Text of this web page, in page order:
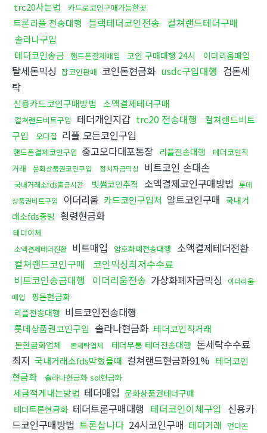
trc20사는법 카드로코인구매가능한곳
트론리플 전송대행 블랙테더코인전송 컬쳐랜드테더구매
솔라나구입
테더코인송금 핸드폰결제매입 코인 구매대행 24시 이더리움매입
탈세돈믹싱 잡코인판매 코인돈현금화 usdc구입대행 검돈세
탁
신용카드코인구매방법 소액결제테더구매
컬쳐랜드비트구입 테더개인지갑 trc20 전송대행
컬쳐랜드비트
구입
오다집 리플 모든코인구입
핸드폰결제코인구입 중고오다대포통장 리플전송대행
테더코인직
거래
문화상품권코인구입 정치자금믹싱 비트코인 손대손
국내거래소fds출금시간 빗썸코인추적 소액결제코인구매방법 롯데
상품권비트구입
이더리움 카드코인구입처 알트코인구매 국내거
래소fds증빙 횡령현금화
테더이체
소액결제테더전환 비트매입 암호화폐전송대행 소액결제테더전환
컬쳐랜드코인구매
코인믹싱최저수수료
비트코인송금대행
이더리움전송 가상화폐자금믹싱
이더리움
매입
핑돈현금화
리플전송대행 비트코인전송대행
롯데상품권코인구입 솔라나현금화 테더코인직거래
돈현금화업체 돈세탁업체 테더무통 테더전송대행 돈세탁수수료
최저 국내거래소fds막혔을때 컬쳐랜드현금화91% 테더코인
현금화
솔라나현금화 sol현금화
세금적게내는방법 테더매입 문화상품권테더구매
테더트론현금화 테더트론구매대행 테더코인이체구입 신용카
드코인구매방법 트론삽니다 24시코인구매 테더거래 언더돈